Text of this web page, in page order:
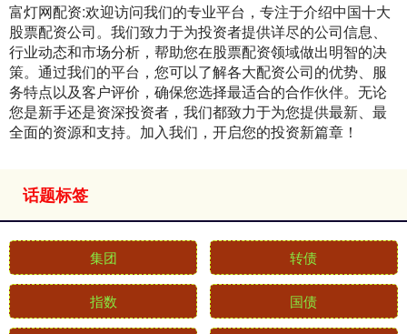
富灯网配资:欢迎访问我们的专业平台，专注于介绍中国十大
股票配资公司。我们致力于为投资者提供详尽的公司信息、
行业动态和市场分析，帮助您在股票配资领域做出明智的决
策。通过我们的平台，您可以了解各大配资公司的优势、服
务特点以及客户评价，确保您选择最适合的合作伙伴。无论
您是新手还是资深投资者，我们都致力于为您提供最新、最
全面的资源和支持。加入我们，开启您的投资新篇章！
话题标签
集团 转债
指数 国债